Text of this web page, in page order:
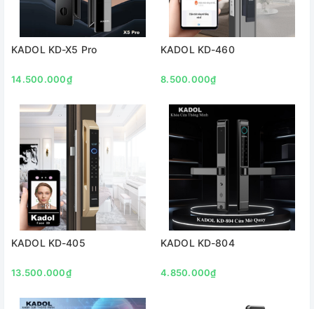
KADOL KD-X5 Pro
14.500.000₫
KADOL KD-460
8.500.000₫
KADOL KD-405
13.500.000₫
KADOL KD-804
4.850.000₫